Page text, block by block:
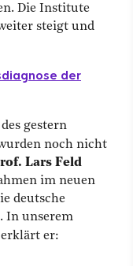
Die Institute
steigt und
der
gestern
noch nicht
Lars Feld
im neuen
deutsche
In unserem
erklärt er: